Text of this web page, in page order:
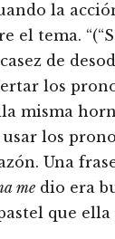
la
el tema.
de
los
misma
usar los
Una
me dio era
que ella